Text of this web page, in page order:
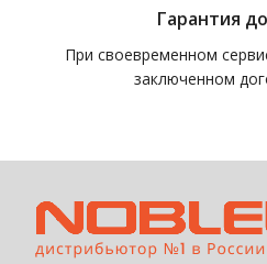
Гарантия
При своевременном
заключенном